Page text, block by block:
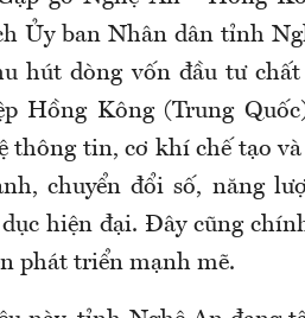
Ủy ban Nhân dân tỉnh
hút dòng vốn đầu tư
Hồng Kông (Trung
thông tin, cơ khí chế tạo
chuyển đổi số, năng
hiện đại. Đây cũng
phát triển mạnh mẽ.